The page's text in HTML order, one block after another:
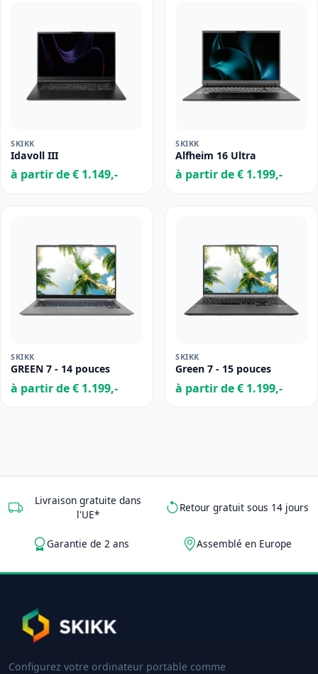
SKIKK
Idavoll III
à partir de € 1.149,-
SKIKK
Alfheim 16 Ultra
à partir de € 1.199,-
SKIKK
GREEN 7 - 14 pouces
à partir de € 1.199,-
SKIKK
Green 7 - 15 pouces
à partir de € 1.199,-
Livraison gratuite dans
l'UE*
Retour gratuit sous 14 jours
Garantie de 2 ans Assemblé en Europe
Configurez votre ordinateur portable comme